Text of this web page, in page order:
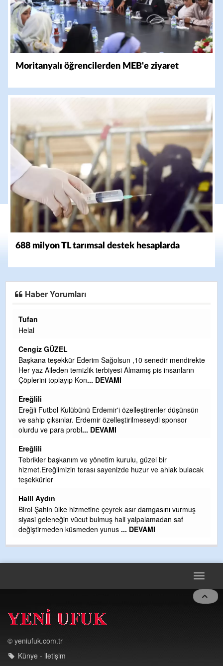
Moritanyalı öğrencilerden MEB'e ziyaret
688 milyon TL tarımsal destek hesaplarda
Haber Yorumları
teşekkür Ederim Sağolsun ,10 senedir mendirekte
temizlik terbiyesi Almamış pis insanların
toplayıp Kon... DEVAMI
Kulübünü Erdemir'i özelleştirenler düşünsün
çıksınlar. Erdemir özelleştirilmeseydi sponsor
para probl ... DEVAMI
başkanım ve yönetim kurulu, güzel bir
terası sayenizde huzur ve ahlak bulacak
ülke hizmetine çeyrek asır damgasını vurmuş
vücut bulmuş hali yalpalamadan saf
küsmeden yunus... DEVAMI
CEVDET
GULDERE
Şaban yavuz
Günaydın
Toggle
© yeniufuk.com.tr
Künye - iletişim